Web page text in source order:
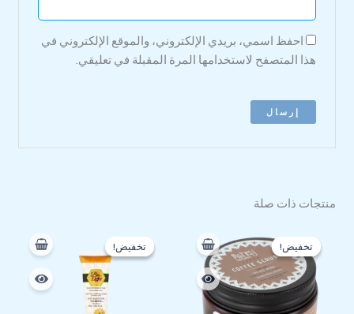
احفظ اسمي، بريدي الإلكتروني، والموقع الإلكتروني في
هذا المتصفح لاستخدامها المرة المقبلة في تعليقي.
منتجات ذات صلة
تخفيض!
تخفيض!الأصلي
هو:
235 EGP.
الحالي
هو:
202 EGP.
تخفيض!
تخفيض!الأصلي
هو:
230 EGP.
هو:
140 EGP.